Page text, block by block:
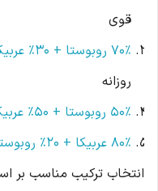
قوی
70% روبوستا + 30% عربیکا
روزانه
50% روبوستا + 50% عربیکا
80% عربیکا + 20% روبوست
انتخاب ترکیب مناسب بر